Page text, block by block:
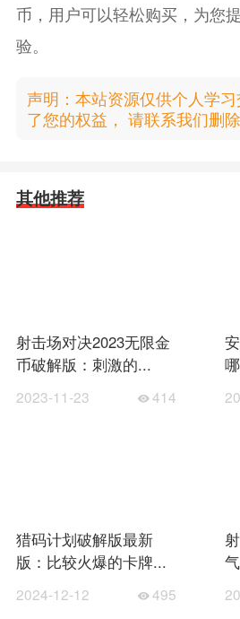
币，用户可以轻松购买，为您
验。
声明：本站资源仅供个人学
了您的权益， 请联系我们删除
其他推荐
射击场对决2023无限金
币破解版：刺激的...
2023-11-23 414
猎码计划破解版最新
版：比较火爆的卡牌...
2024-12-12 495